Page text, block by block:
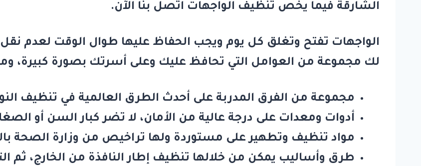
الشارقة فيما يخص تنظيف الواجهات اتصل بنا الآن.
الواجهات تفتح وتغلق كل يوم ويجب الحفاظ عليها طوال الوقت لعدم نقل
لك مجموعة من العوامل التي تحافظ عليك وعلى أسرتك بصورة كبيرة،
مجموعة من الفرق المدربة على أحدث الطرق العالمية في تنظيف
أدوات ومعدات على درجة عالية من الأمان، لا تضر كبار السن أو
مواد تنظيف وتطهير على مستوردة ولها تراخيص من وزارة الصحة
طرق وأساليب يمكن من خلالها تنظيف إطار النافذة من الخارج، ثم